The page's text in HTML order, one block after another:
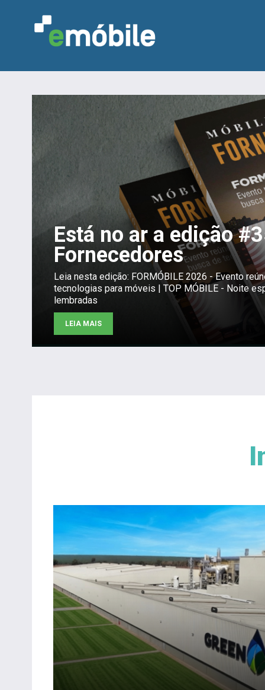
Está no ar a edição
Fornecedores
Leia nesta edição: FORMÓBILE 2026 - Evento
tecnologias para móveis | TOP MÓBILE - Noite
lembradas
LEIA MAIS